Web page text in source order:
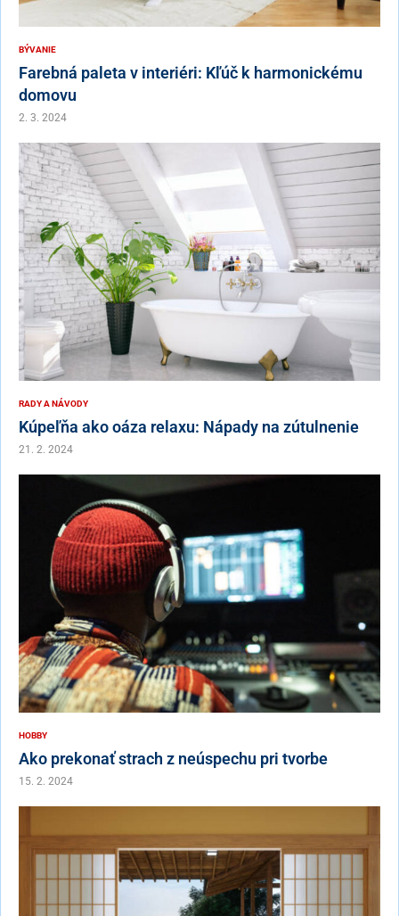
BÝVANIE
Farebná paleta v interiéri: Kľúč k harmonickému
domovu
2. 3. 2024
RADY A NÁVODY
Kúpeľňa ako oáza relaxu: Nápady na zútulnenie
21. 2. 2024
HOBBY
Ako prekonať strach z neúspechu pri tvorbe
15. 2. 2024